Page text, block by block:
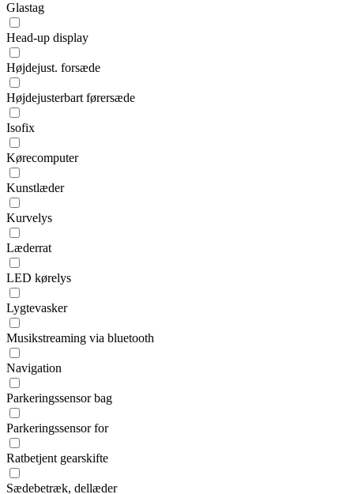
Glastag
Head-up display
Højdejust. forsæde
Højdejusterbart førersæde
Isofix
Kørecomputer
Kunstlæder
Kurvelys
Læderrat
LED kørelys
Lygtevasker
Musikstreaming via bluetooth
Navigation
Parkeringssensor bag
Parkeringssensor for
Ratbetjent gearskifte
Sædebetræk, dellæder